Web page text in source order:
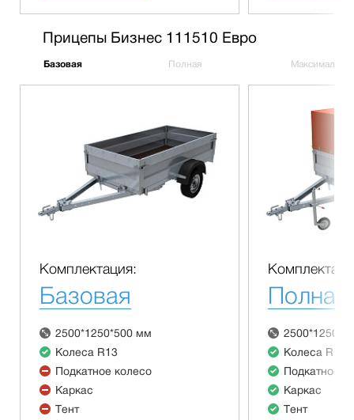
Прицепы Бизнес 111510 Евро
Базовая Полная Максимальная
Комплектация:
Базовая
2500*1250*500 мм
Колеса R13
Подкатное колесо
Каркас
Тент
Полная
Колеса R13
Подкатное
Каркас
Тент